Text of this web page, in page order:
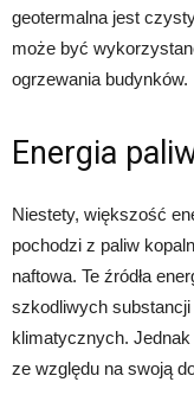
geotermalna jest
może być
ogrzewania budynków.
Energia
Niestety, większość
pochodzi z paliw
naftowa. Te źródła
szkodliwych
klimatycznych.
ze względu na swoją